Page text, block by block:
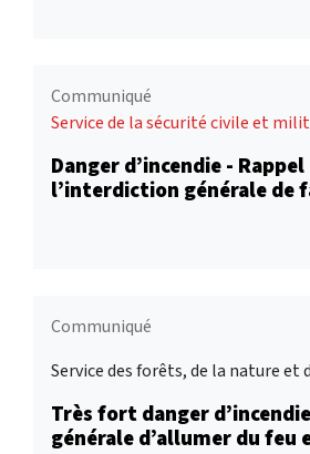
Communiqué
Service de la sécurité civile et
Danger d’incendie - Rappel
l’interdiction générale de
Communiqué
Service des forêts, de la nature et
Très fort danger
générale d’allumer du feu